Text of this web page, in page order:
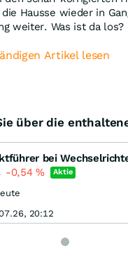
Hausse wieder in
weiter. Was ist da los?
Artikel lesen
über die
bei
-0,54% Aktie
20:12